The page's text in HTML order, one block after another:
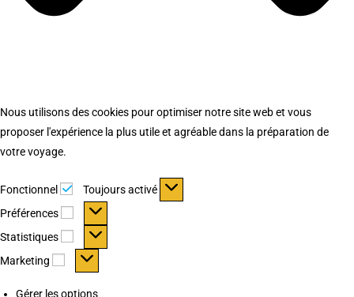
Nous utilisons des cookies pour optimiser notre site web et vous
proposer l'expérience la plus utile et agréable dans la préparation de
votre voyage.
Fonctionnel Fonctionnel
Toujours activé
Préférences
Préférences
Statistiques Statistiques
Marketing Marketing
Gérer les options